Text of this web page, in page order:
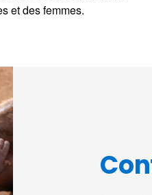
et des femmes.